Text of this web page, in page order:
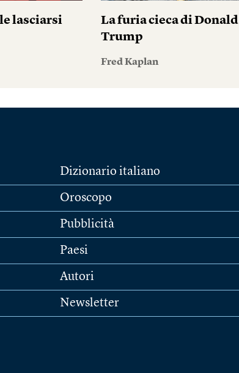
lasciarsi
La furia cieca di Donald
Trump
Fred Kaplan
Dizionario italiano
Oroscopo
Pubblicità
Paesi
Autori
Newsletter